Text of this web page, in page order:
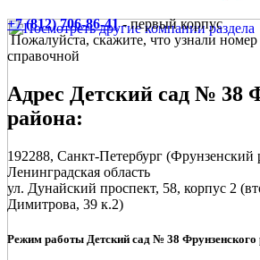
+7 (812) 706-86-41- первый корпус
Пожалуйста, скажите, что узнали
справочной
Адрес Детский сад № 38
района:
192288, Санкт-Петербург (Фрунзенский
Ленинградская область
ул. Дунайский проспект, 58, корпус 2
Димитрова, 39 к.2)
Режим работы Детский сад № 38 Фрунзенского